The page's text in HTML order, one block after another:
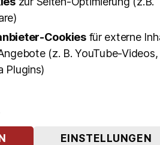
wir dir unsere "BEST
der Stadtteil und die
dir in 100 Minuten ihr
und Neues, Geheimtipps
wissen musst.
"sündigster Meile" und
Cookiesfür externe
(z. B. YouTube-Videos,
Plugins)
EINSTELLUNGEN